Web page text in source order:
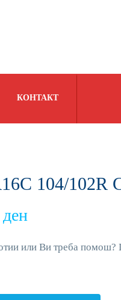
КОНТАКТ
104/102R
ден
или Ви треба помош?